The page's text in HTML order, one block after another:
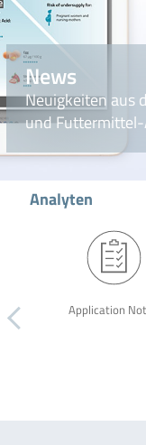
News
Neuigkeiten aus
und
Analyten
Application